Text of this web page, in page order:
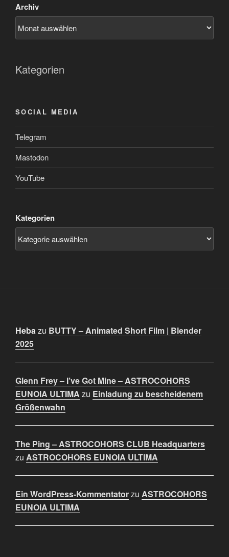
Archiv
Kategorien
SOCIAL MEDIA
Telegram
Mastodon
YouTube
Kategorien
Hebazu BUTTY – Animated Short Film | Blender
2025
Glenn Frey – I’ve Got Mine – ASTROCOHORS
EUNOIA ULTIMA zu Einladung zu bescheidenem
Größenwahn
The Ping – ASTROCOHORS CLUB Headquarters
zu ASTROCOHORS EUNOIA ULTIMA
Ein WordPress-Kommentatorzu ASTROCOHORS
EUNOIA ULTIMA